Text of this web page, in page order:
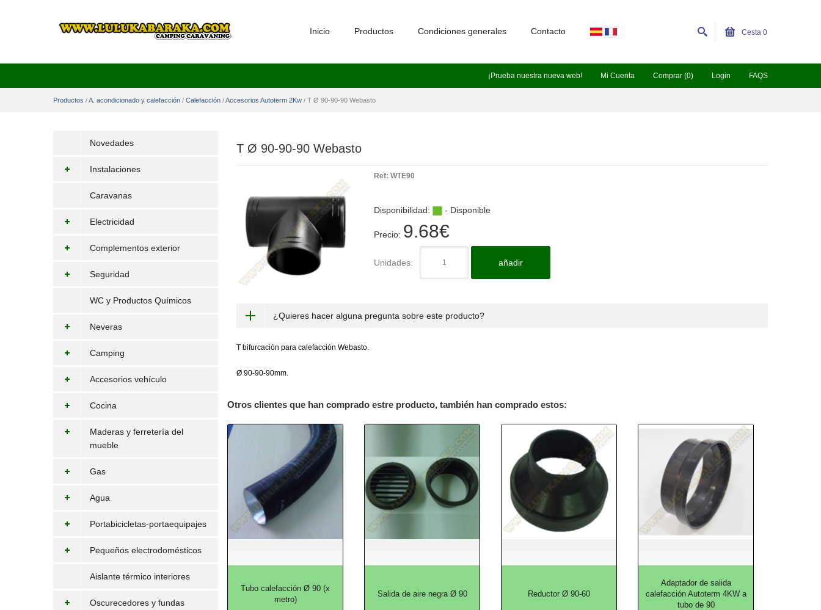
¡Prueba nuestra nueva web! Mi Cuenta Comprar (0) Login FAQS
Inicio Productos Condiciones generales Contacto Cesta 0
Productos /A. acondicionado y calefacción / Calefacción /Accesorios Autoterm 2Kw / T Ø 90-90-90 Webasto
Novedades
Instalaciones
Caravanas
Electricidad
Complementos exterior
Seguridad
WC y Productos Químicos
Neveras
Camping
Accesorios vehículo
Cocina
Maderas y ferretería del
mueble
Gas
Agua
Portabicicletas-portaequipajes
Pequeños electrodomésticos
Aislante térmico interiores
Oscurecedores y fundas
T Ø 90-90-90 Webasto
Ref: WTE90
Disponibilidad: - Disponible
Precio: 9.68€
Unidades: añadir
¿Quieres hacer alguna pregunta sobre este producto?
T bifurcación para calefacción Webasto.
Ø 90-90-90mm.
Otros clientes que han comprado estre producto, también han comprado estos:
Tubo calefacción Ø 90 (x
metro)
Salida de aire negra Ø 90 Reductor Ø 90-60
Adaptador de salida
calefacción Autoterm 4KW a
tubo de 90